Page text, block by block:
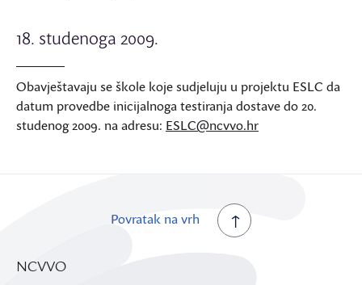
18. studenoga 2009.
Obavještavaju se škole koje sudjeluju u projektu ESLC da
datum provedbe inicijalnoga testiranja dostave do 20.
studenog 2009. na adresu: ESLC@ncvvo.hr
Povratak na vrh
NCVVO